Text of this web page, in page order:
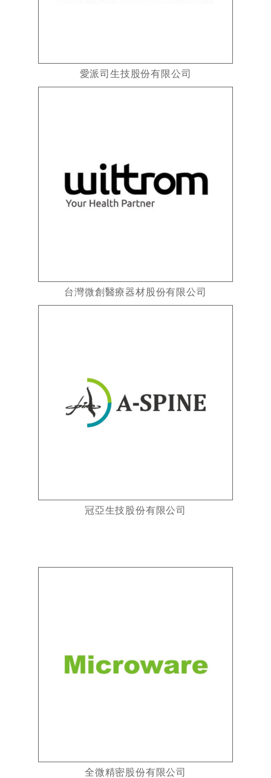
愛派司生技股份有限公司
台灣微創醫療器材股份有限公司
冠亞生技股份有限公司
全微精密股份有限公司